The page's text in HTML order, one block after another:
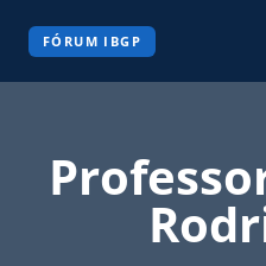
FÓRUM IBGP